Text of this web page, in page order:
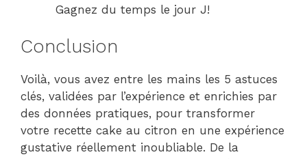
Gagnez du temps le jour J!
Conclusion
Voilà, vous avez entre les mains les 5 astuces
clés, validées par l’expérience et enrichies par
des données pratiques, pour transformer
votre recette cake au citron en une expérience
gustative réellement inoubliable. De la